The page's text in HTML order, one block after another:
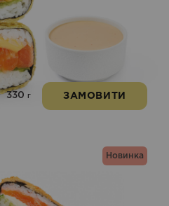
330 г ЗАМОВИТИ
Новинка